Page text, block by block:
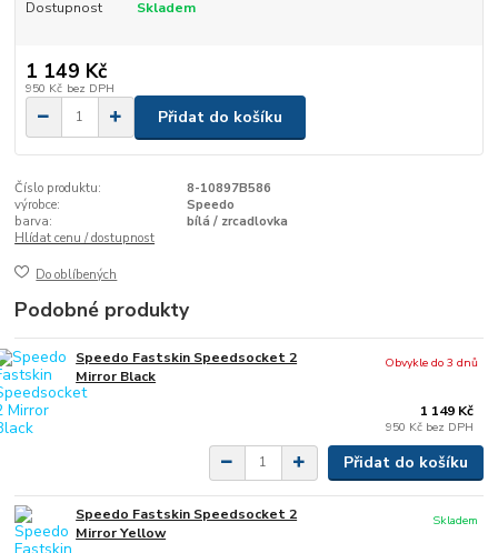
Dostupnost Skladem
1 149 Kč
950 Kč bez DPH
Přidat do košíku
Číslo produktu:
8-10897B586
výrobce:
Speedo
barva:
bílá / zrcadlovka
Hlídat cenu / dostupnost
Do oblíbených
Podobné produkty
Speedo Fastskin Speedsocket 2
Mirror Black
1 149 Kč
950 Kč bez DPH
Obvykle do 3 dnů
Přidat do košíku
Speedo Fastskin Speedsocket 2
Mirror Yellow
Skladem